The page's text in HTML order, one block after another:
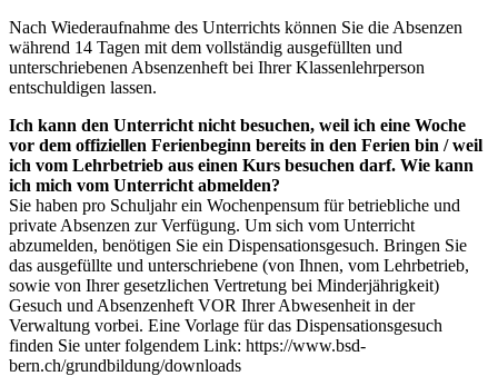
Nach Wiederaufnahme des Unterrichts können Sie die Absenzen
während 14 Tagen mit dem vollständig ausgefüllten und
unterschriebenen Absenzenheft bei Ihrer Klassenlehrperson
entschuldigen lassen.
Ich kann den Unterricht nicht besuchen, weil ich eine Woche
vor dem offiziellen Ferienbeginn bereits in den Ferien bin / weil
ich vom Lehrbetrieb aus einen Kurs besuchen darf. Wie kann
ich mich vom Unterricht abmelden?
Sie haben pro Schuljahr ein Wochenpensum für betriebliche und
private Absenzen zur Verfügung. Um sich vom Unterricht
abzumelden, benötigen Sie ein Dispensationsgesuch. Bringen Sie
das ausgefüllte und unterschriebene (von Ihnen, vom Lehrbetrieb,
sowie von Ihrer gesetzlichen Vertretung bei Minderjährigkeit)
Gesuch und Absenzenheft VOR Ihrer Abwesenheit in der
Verwaltung vorbei. Eine Vorlage für das Dispensationsgesuch
finden Sie unter folgendem Link: https://www.bsd-
bern.ch/grundbildung/downloads